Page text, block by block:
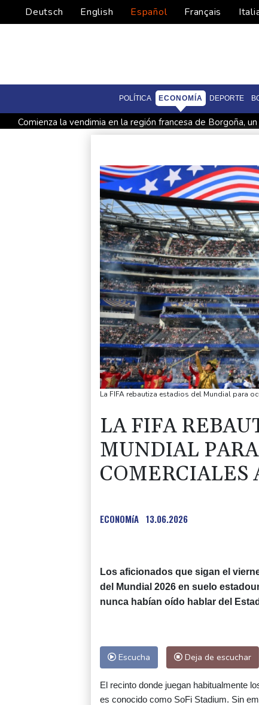
Deutsch English Español Français
POLÍTICA ECONOMÍA DEPORTE
Comienza la vendimia en la región francesa de Borgoña,
Ataques de rebeldes hutíes dejan 10 muertos en región
Infantino recibe en Colombia el apoyo del fútbol de
La FIFA rebautiza estadios del Mundial para
LA FIFA
MUNDIAL
COMERCIALES
ECONOMíA 13.06.2026
Los aficionados que sigan el
del Mundial 2026 en suelo
nunca habían oído hablar del
Escucha Deja de escuchar
El recinto donde juegan habitualmente
es conocido como SoFi Stadium. Sin